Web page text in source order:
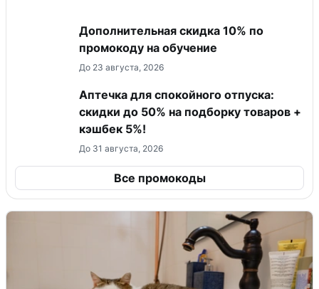
Дополнительная скидка 10% по
промокоду на обучение
До 23 августа, 2026
Аптечка для спокойного отпуска:
скидки до 50% на подборку товаров +
кэшбек 5%!
До 31 августа, 2026
Все промокоды